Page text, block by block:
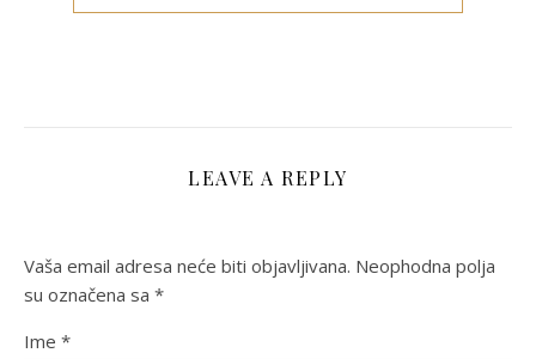
LEAVE A REPLY
Vaša email adresa neće biti objavljivana. Neophodna polja
su označena sa *
Ime *